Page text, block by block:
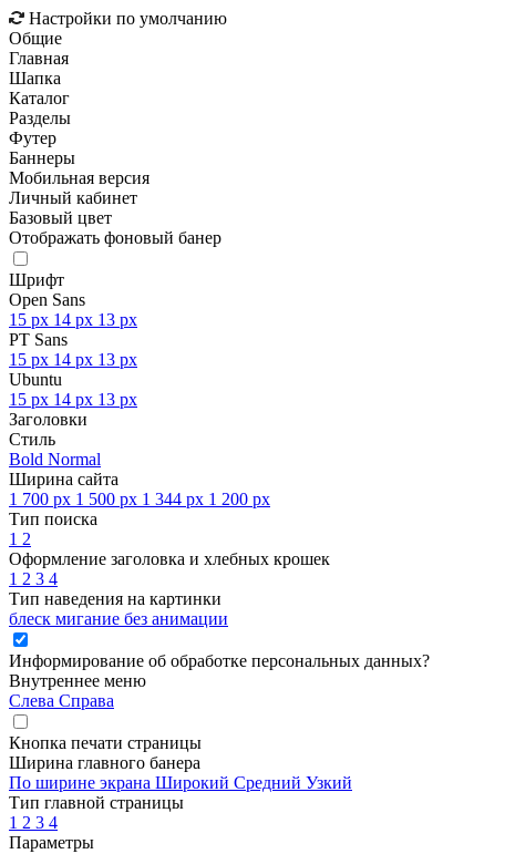
Настройки по умолчанию
Общие
Главная
Шапка
Каталог
Разделы
Футер
Баннеры
Мобильная версия
Личный кабинет
Базовый цвет
Отображать фоновый банер
Шрифт
Open Sans
15 px 14 px 13 px
PT Sans
15 px 14 px 13 px
Ubuntu
15 px 14 px 13 px
Заголовки
Стиль
Bold Normal
Ширина сайта
1 700 px 1 500 px 1 344 px 1 200 px
Тип поиска
1 2
Оформление заголовка и хлебных крошек
1 2 3 4
Тип наведения на картинки
блеск мигание без анимации
Информирование об обработке персональных данных?
Внутреннее меню
Слева Справа
Кнопка печати страницы
Ширина главного банера
По ширине экрана Широкий Средний Узкий
Тип главной страницы
1 2 3 4
Параметры